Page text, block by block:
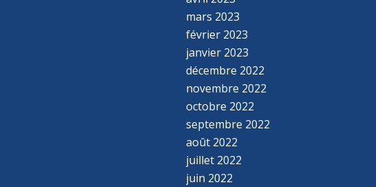
mars 2023
février 2023
janvier 2023
décembre 2022
novembre 2022
octobre 2022
septembre 2022
août 2022
juillet 2022
juin 2022